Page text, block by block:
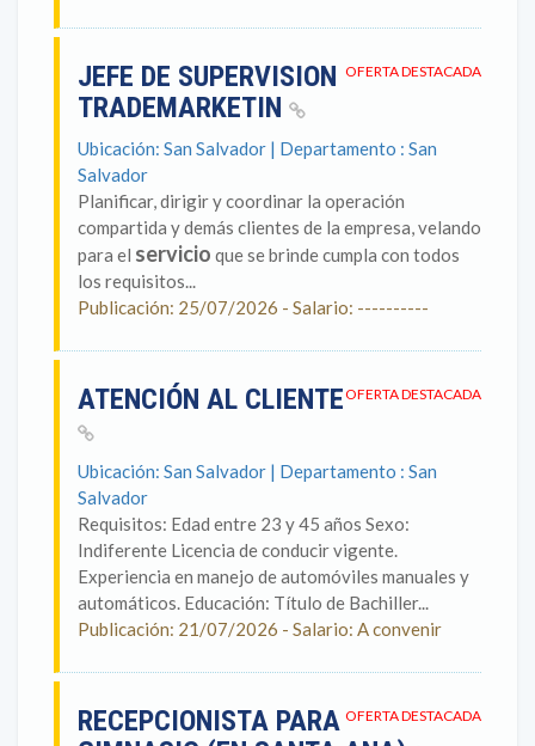
OFERTA DESTACADA
JEFE DE SUPERVISION
TRADEMARKETIN
Ubicación: San Salvador | Departamento : San
Salvador
Planificar, dirigir y coordinar la operación
compartida y demás clientes de la empresa, velando
para el servicio que se brinde cumpla con todos
los requisitos...
Publicación: 25/07/2026 - Salario: ----------
OFERTA DESTACADA
ATENCIÓN AL CLIENTE
Ubicación: San Salvador | Departamento : San
Salvador
Requisitos: Edad entre 23 y 45 años Sexo:
Indiferente Licencia de conducir vigente.
Experiencia en manejo de automóviles manuales y
automáticos. Educación: Título de Bachiller...
Publicación: 21/07/2026 - Salario: A convenir
OFERTA DESTACADA
RECEPCIONISTA PARA